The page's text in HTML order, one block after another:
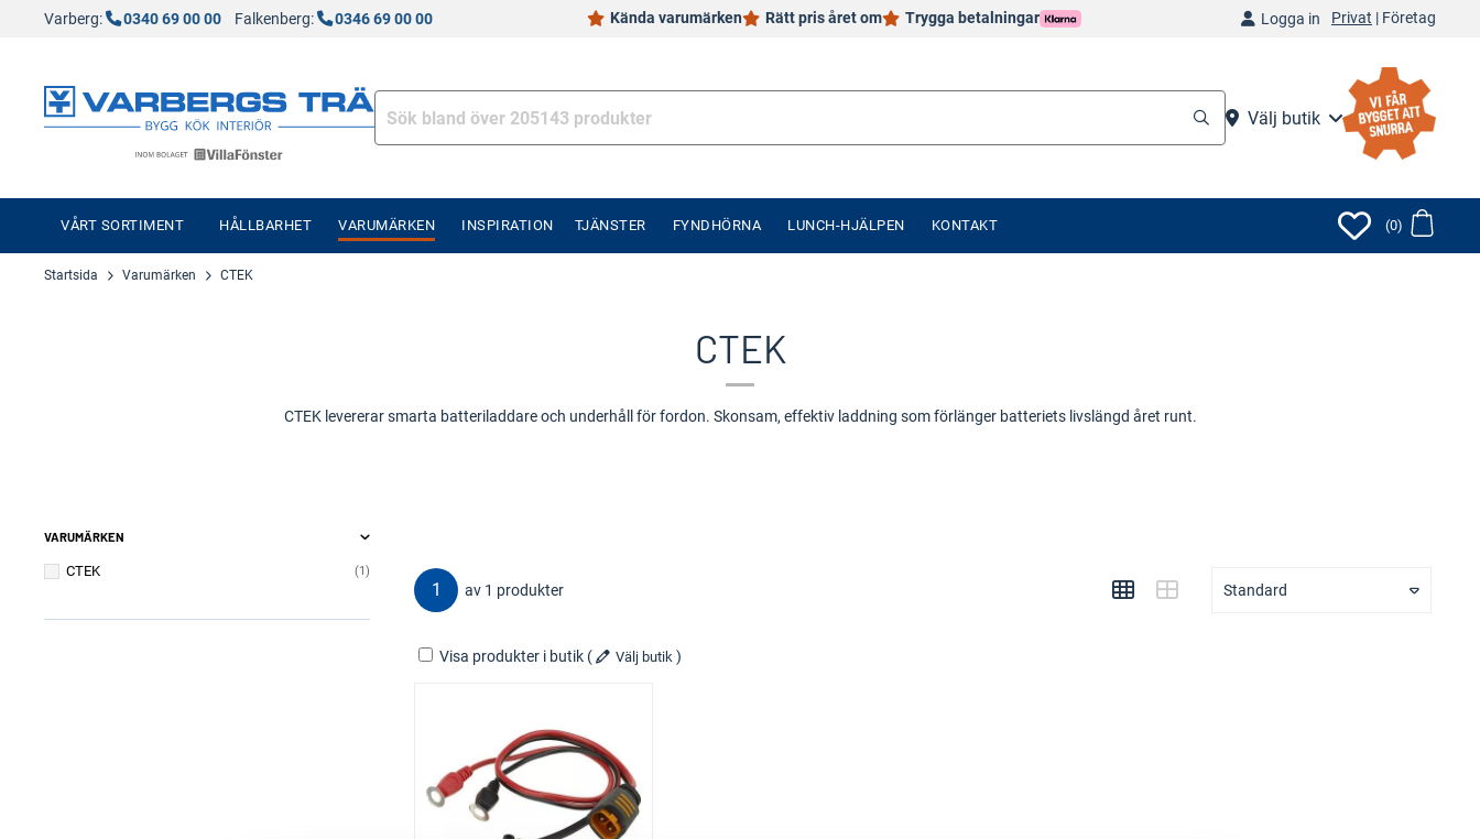
Varberg: 0340 69 00 00 Falkenberg: 0346 69 00 00 Kända varumärken Rätt pris året om Trygga betalningar Logga in Privat | Företag
Välj butik
VÅRT SORTIMENT HÅLLBARHET VARUMÄRKEN INSPIRATION TJÄNSTER FYNDHÖRNA LUNCH-HJÄLPEN KONTAKT (0)
Startsida Varumärken CTEK
CTEK
CTEK levererar smarta batteriladdare och underhåll för fordon. Skonsam, effektiv laddning som förlänger batteriets livslängd året runt.
VARUMÄRKEN
1
CTEK
1 av 1 produkter Standard
Visa produkter i butik ( Välj butik )